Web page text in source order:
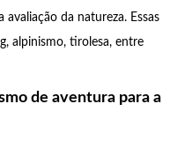
da natureza. Essas
alpinismo, tirolesa, entre
de aventura para a